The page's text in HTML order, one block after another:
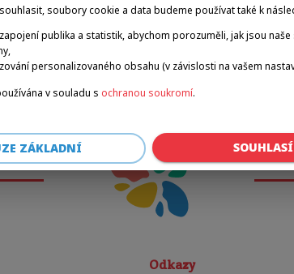
Odkazy
soubory cookie a data budeme používat také k
publika a statistik, abychom porozuměli, jak jsou naše
personalizovaného obsahu (v závislosti na vašem
v souladu s ochranou soukromí.
ZÁKLADNÍ